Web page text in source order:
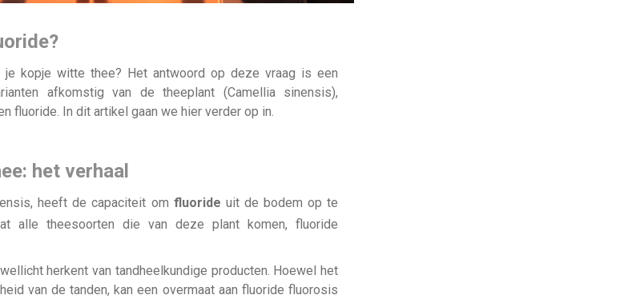
kopje witte thee? Het antwoord op deze vraag is een
afkomstig van de theeplant (Camellia sinensis),
fluoride. In dit artikel gaan we hier verder op in.
het verhaal
heeft de capaciteit om fluoride uit de bodem op te
alle theesoorten die van deze plant komen, fluoride
herkent van tandheelkundige producten. Hoewel het
van de tanden, kan een overmaat aan fluoride fluorosis